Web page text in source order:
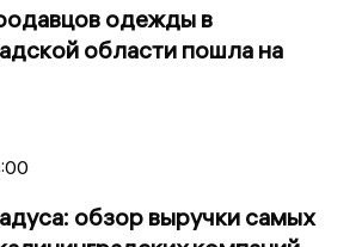
одежды в
области пошла на
обзор выручки самых